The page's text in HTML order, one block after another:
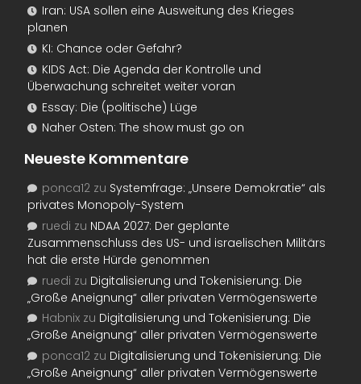
Iran: USA sollen eine Ausweitung des Krieges
planen
KI: Chance oder Gefahr?
KIDS Act: Die Agenda der Kontrolle und
Überwachung schreitet weiter voran
Essay: Die (politische) Lüge
Naher Osten: The show must go on
Neueste Kommentare
ponca12 zu Systemfrage: „Unsere Demokratie“ als
privates Monopoly-System
ruedi zu NDAA 2027: Der geplante
Zusammenschluss des US- und israelischen Militärs
hat die erste Hürde genommen
ruedi zu Digitalisierung und Tokenisierung: Die
„Große Aneignung“ aller privaten Vermögenswerte
Habnix zu Digitalisierung und Tokenisierung: Die
„Große Aneignung“ aller privaten Vermögenswerte
ponca12 zu Digitalisierung und Tokenisierung: Die
„Große Aneignung“ aller privaten Vermögenswerte